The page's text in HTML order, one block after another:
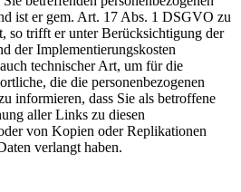
ist er gem. Art. 17 Abs. 1 DSGVO zu
so trifft er unter Berücksichtigung der
der Implementierungskosten
technischer Art, um für die
die die personenbezogenen
informieren, dass Sie als betroffene
aller Links zu diesen
von Kopien oder Replikationen
verlangt haben.